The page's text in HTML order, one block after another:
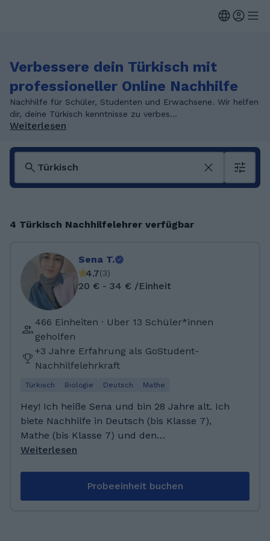
Verbessere dein Türkisch mit
professioneller Online Nachhilfe
Nachhilfe für Schüler, Studenten und Erwachsene. Wir helfen
dir, deine Türkisch kenntnisse zu verbes...
Weiterlesen
4 Türkisch Nachhilfelehrer verfügbar
Sena T.
4.7(3)
20 € - 34 € /Einheit
466 Einheiten · Uber 13 Schüler*innen
geholfen
+3 Jahre Erfahrung als GoStudent-
Nachhilfelehrkraft
Türkisch Biologie Deutsch Mathe
Hey! Ich heiße Sena und bin 28 Jahre alt. Ich
biete Nachhilfe in Deutsch (bis Klasse 7),
Mathe (bis Klasse 7) und den
Grundschulfächern an. Zudem unterrichte ich
Kindern im Grundschul- und Unterstufenalter
Weiterlesen
Probeeinheit buchen